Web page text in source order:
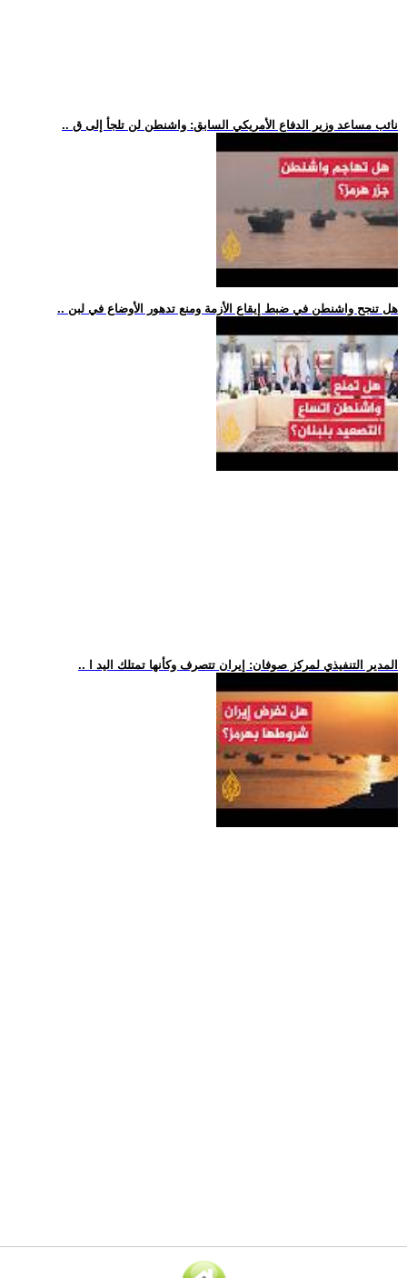
.. نائب مساعد وزير الدفاع الأمريكي السابق: واشنطن لن تلجأ إلى ق
.. هل تنجح واشنطن في ضبط إيقاع الأزمة ومنع تدهور الأوضاع في لبن
.. المدير التنفيذي لمركز صوفان: إيران تتصرف وكأنها تمتلك اليد ا